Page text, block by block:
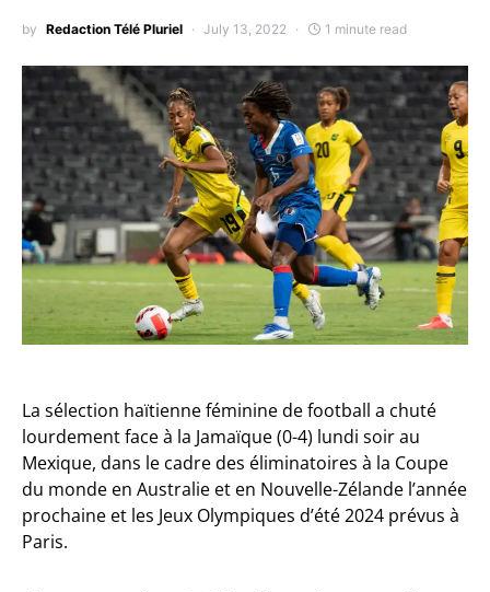
by Redaction Télé Pluriel July 13, 2022 1 minute read
La sélection haïtienne féminine de football a chuté
lourdement face à la Jamaïque (0-4) lundi soir au
Mexique, dans le cadre des éliminatoires à la Coupe
du monde en Australie et en Nouvelle-Zélande l’année
prochaine et les Jeux Olympiques d’été 2024 prévus à
Paris.